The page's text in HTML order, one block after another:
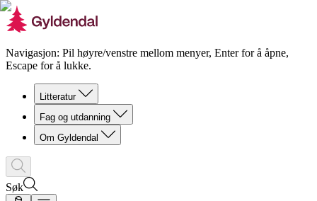
Navigasjon: Pil høyre/venstre mellom menyer, Enter for å åpne,
Escape for å lukke.
Litteratur
Fag og utdanning
Om Gyldendal
Søk